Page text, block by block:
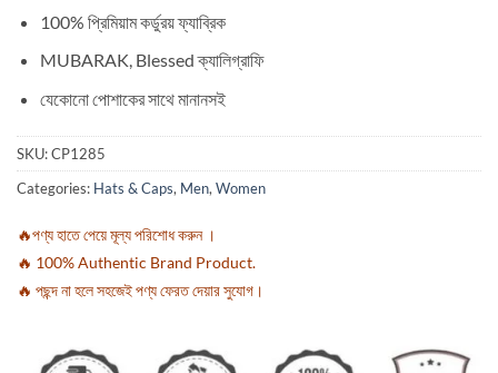
100% প্রিমিয়াম কর্ডুরয় ফ্যাব্রিক
MUBARAK, Blessed ক্যালিগ্রাফি
যেকোনো পোশাকের সাথে মানানসই
SKU:CP1285
Categories: Hats & Caps, Men, Women
🔥পণ্য হাতে পেয়ে মূল্য পরিশোধ করুন ।
🔥 100% Authentic Brand Product.
🔥 পছন্দ না হলে সহজেই পণ্য ফেরত দেয়ার সুযোগ।